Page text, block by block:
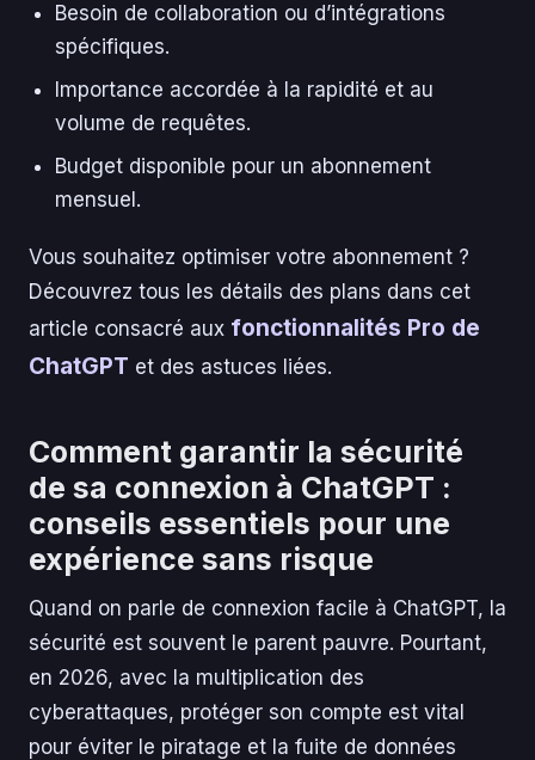
Besoin de collaboration ou d’intégrations
spécifiques.
Importance accordée à la rapidité et au
volume de requêtes.
Budget disponible pour un abonnement
mensuel.
Vous souhaitez optimiser votre abonnement ?
Découvrez tous les détails des plans dans cet
article consacré aux fonctionnalités Pro de
ChatGPT et des astuces liées.
Comment garantir la sécurité
de sa connexion à ChatGPT :
conseils essentiels pour une
expérience sans risque
Quand on parle de connexion facile à ChatGPT, la
sécurité est souvent le parent pauvre. Pourtant,
en 2026, avec la multiplication des
cyberattaques, protéger son compte est vital
pour éviter le piratage et la fuite de données